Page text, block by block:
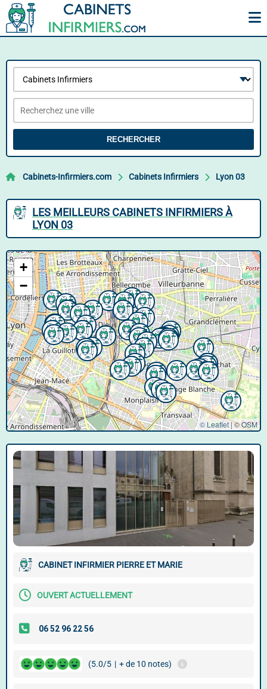
RECHERCHER
Cabinets-Infirmiers.com Cabinets Infirmiers Lyon 03
LES MEILLEURS CABINETS INFIRMIERS À
LYON 03
+
−
© Leaflet|©OSM
CABINET INFIRMIER PIERRE ET MARIE
OUVERT ACTUELLEMENT
(5.0/5 | + de 10 notes)